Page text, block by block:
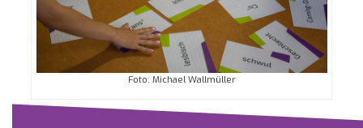
Foto: Michael Wallmüller